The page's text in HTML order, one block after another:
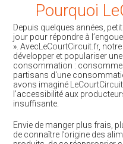
Pourquoi
Depuis quelques années,
jour pour répondre à
». Avec LeCourtCircuit.fr,
développer et populariser
consommation :
partisans d'une
avons imaginé
l’accessibilité aux
insuffisante.
Envie de manger plus frais,
de connaître l’origine des